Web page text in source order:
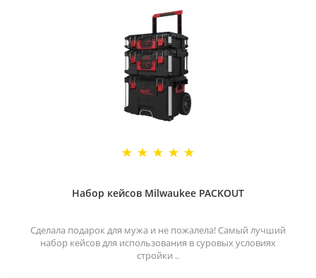
Набор кейсов Milwaukee PACKOUT
Сделала подарок для мужа и не пожалела! Самый лучший
набор кейсов для использования в суровых условиях
стройки ..